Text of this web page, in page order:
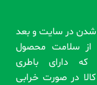
شدن در سایت و بعد
سلامت محصول
دارای باطری
کالا در صورت خرابی